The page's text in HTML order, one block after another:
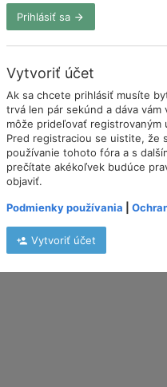
Prihlásiť sa
Vytvoriť účet
Ak sa chcete prihlásiť musíte
trvá len pár sekúnd a dáva
môže prideľovať registrovaným
Pred registraciou se uistite, že
používanie tohoto fóra a s
prečítate akékoľvek budúce
objaviť.
Podmienky používania
Vytvoriť účet